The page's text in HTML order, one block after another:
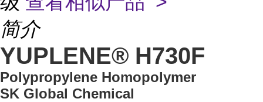
简介
YUPLENE® H730F
Polypropylene Homopolymer
SK Global Chemical